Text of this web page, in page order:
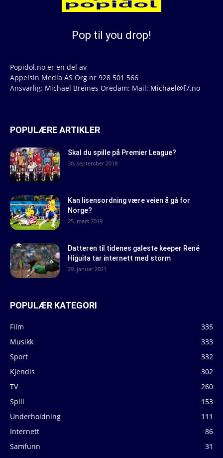
Pop til you drop!
Popidol.no er en del av
Appelsin Media AS Org nr 928 501 566
Ansvarlig: Michael Breines Oredam: Mail: Michael@f7.no
POPULÆRE ARTIKLER
Skal du spille på Premier League?
30. september 2019
Kan lisensordning være veien å gå for
Norge?
25. mars 2019
Datteren til tidenes galeste keeper René
Higuita tar internett med storm
29. januar 2021
POPULÆR KATEGORI
Film
335
Musikk
333
Sport
332
Kjendis
302
TV
260
Spill
153
Underholdning
111
Internett
86
Samfunn
31